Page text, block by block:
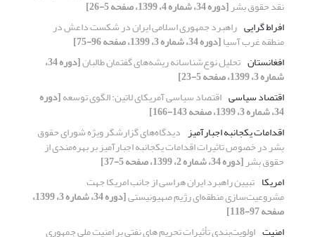
نقد حقوق بشر[دوره 34، شماره 4، 1399، صفحه 5-26]
افراط گرایی راهبرد جمهوری اسلامی ایران در شکست داعش در
منطقه غرب آسیا[دوره 34، شماره 3، 1399، صفحه 96-75]
افغانستان تحلیل نوع‌شناسانه ریشه‌های گفتمان طالبان [دوره 34،
شماره 3، 1399، صفحه 5-23]
اقتصاد سیاسی اقتصاد سیاسی آمریکای لاتین: الگوی توسعه[دوره
34، شماره 3، 1399، صفحه 143-166]
اقدامات یکجانبه اجبارآمیز دیدگاه‌های گزارشگر ویژه شورای حقوق
بشر در خصوص تاثیرات اقدامات یکجانبه اجبارآمیز بر بهره‌مندی از
حقوق بشر[دوره 34، شماره 2، 1399، صفحه 5-37]
امریکا تبیین راهبرد ایران هراسی از جانب امریکا جهت
مشروعیت‌سازی منطقه‌ای رژیم صهیونیستی [دوره 34، شماره 3، 1399،
صفحه 97-118]
امنیت اولویت‌بندی تأثیرات تحریم های نفتی بر امنیت ملی جمهوری